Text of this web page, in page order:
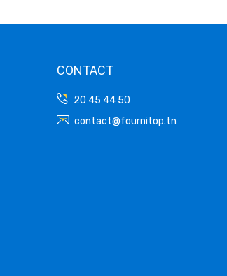
CONTACT
20 45 44 50
contact@fournitop.tn